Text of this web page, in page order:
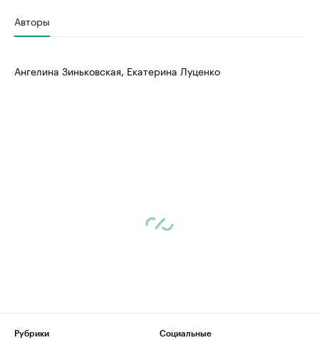
Авторы
Ангелина Зиньковская, Екатерина Луценко
Рубрики
Социальные